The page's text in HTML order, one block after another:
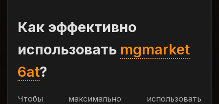
Как эффективно
использовать mgmarket
6at?
Чтобы максимально использовать